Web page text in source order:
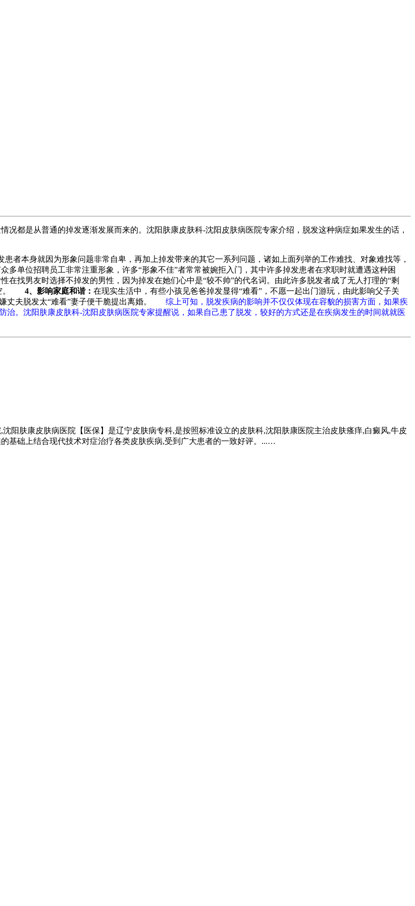
都是从普通的掉发逐渐发展而来的。沈阳肤康皮肤科-沈阳皮肤病医院专家介绍，脱发这种病症如果发生的话，
患者本身就因为形象问题非常自卑，再加上掉发带来的其它一系列问题，诸如上面列举的工作难找、对象难找等，
多单位招聘员工非常注重形象，许多“形象不佳”者常常被婉拒入门，其中许多掉发患者在求职时就遭遇这种困
在找男友时选择不掉发的男性，因为掉发在她们心中是“较不帅”的代名词。由此许多脱发者成了无人打理的“剩
空。
4、影响家庭和谐： 在现实生活中，有些小孩见爸爸掉发显得“难看”，不愿一起出门游玩，由此影响父子关
丈夫脱发太“难看”妻子便干脆提出离婚。 综上可知，脱发疾病的影响并不仅仅体现在容貌的损害方面，如果疾
。沈阳肤康皮肤科-沈阳皮肤病医院专家提醒说，如果自己患了脱发，较好的方式还是在疾病发生的时间就就医
阳肤康皮肤病医院【医保】是辽宁皮肤病专科,是按照标准设立的皮肤科,沈阳肤康医院主治皮肤瘙痒,白癜风,牛皮
基础上结合现代技术对症治疗各类皮肤疾病,受到广大患者的一致好评。...…